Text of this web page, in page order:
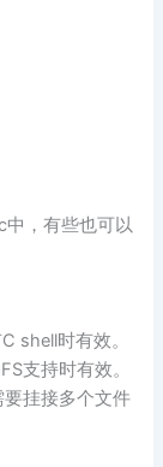
，有些也可以
shell时有效。
支持时有效。
挂接多个文件